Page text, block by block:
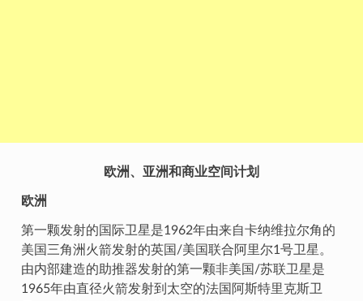
欧洲、亚洲和商业空间计划
欧洲
第一颗发射的国际卫星是1962年由来自卡纳维拉尔角的
美国三角洲火箭发射的英国/美国联合阿里尔1号卫星。
由内部建造的助推器发射的第一颗非美国/苏联卫星是
1965年由直径火箭发射到太空的法国阿斯特里克斯卫